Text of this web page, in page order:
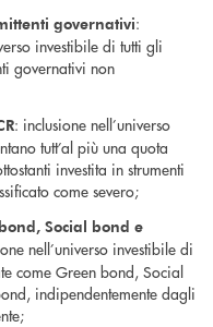
governativi:
investibile di tutti gli
governativi non
: inclusione nell’universo
tutt’al più una quota
investita in strumenti
come severo;
Social bond e
nell’universo investibile di
come Green bond, Social
indipendentemente dagli